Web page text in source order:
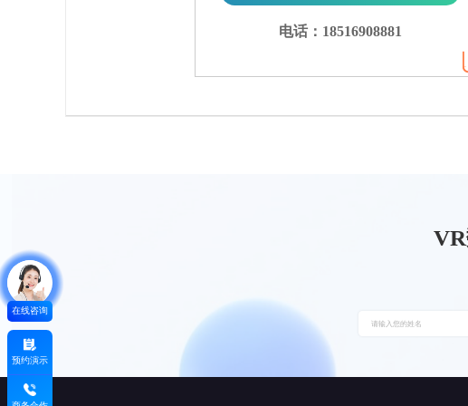
电话：18516908881
在线咨询
预约演示